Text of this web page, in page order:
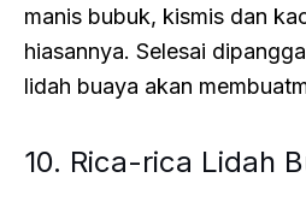
manis bubuk, kismis dan
hiasannya. Selesai
lidah buaya akan
10. Rica-rica Lidah